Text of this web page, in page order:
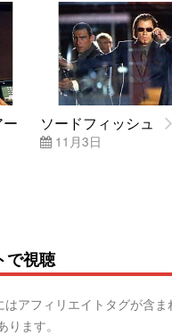
ソードフィッシュ
11月3日
で視聴
アフィリエイトタグが含
ます。